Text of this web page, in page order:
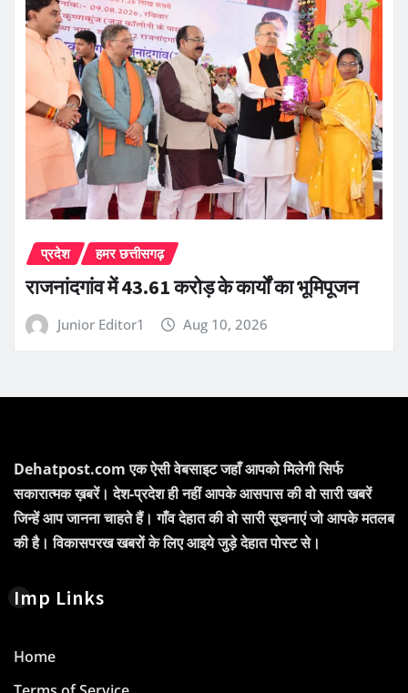
प्रदेश हमर छत्तीसगढ़
राजनांदगांव में 43.61 करोड़ के कार्यों का भूमिपूजन
Junior Editor1 Aug 10, 2026
Dehatpost.com एक ऐसी वेबसाइट जहाँ आपको मिलेगी सिर्फ
सकारात्मक ख़बरें। देश-प्रदेश ही नहीं आपके आसपास की वो सारी खबरें
जिन्हें आप जानना चाहते हैं। गाँव देहात की वो सारी सूचनाएं जो आपके मतलब
की है। विकासपरख खबरों के लिए आइये जुड़े देहात पोस्ट से।
Imp Links
Home